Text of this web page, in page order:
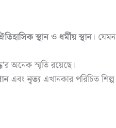
স্থানওধর্মীয় স্থান।
’র অনেক স্মৃতি রয়েছে।
এবংনৃত্য এখানকার পরিচিত